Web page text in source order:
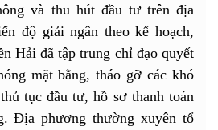
và thu hút đầu tư trên địa
độ giải ngân theo kế hoạch,
Hải đã tập trung chỉ đạo quyết
mặt bằng, tháo gỡ các khó
tục đầu tư, hồ sơ thanh toán
Địa phương thường xuyên tổ